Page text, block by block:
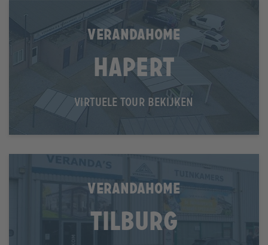
VERANDAHOME
Hapert
VIRTUELE TOUR BEKIJKEN
VERANDAHOME
Tilburg